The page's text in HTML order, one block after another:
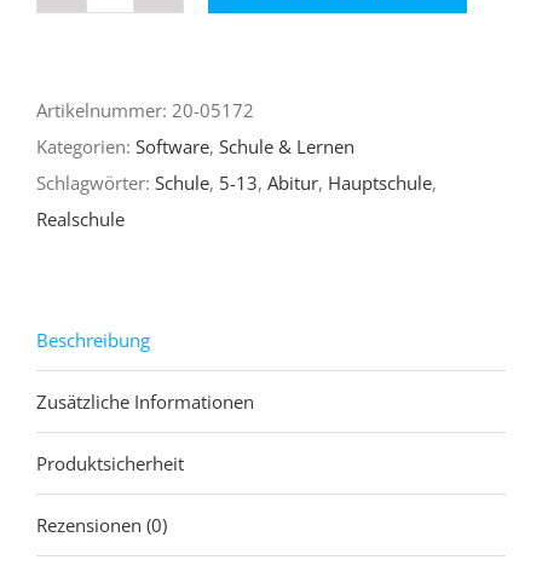
5-
13
2019/2020
Menge
Artikelnummer: 20-05172
Kategorien: Software, Schule & Lernen
Schlagwörter: Schule, 5-13, Abitur, Hauptschule,
Realschule
Beschreibung
Zusätzliche Informationen
Produktsicherheit
Rezensionen (0)